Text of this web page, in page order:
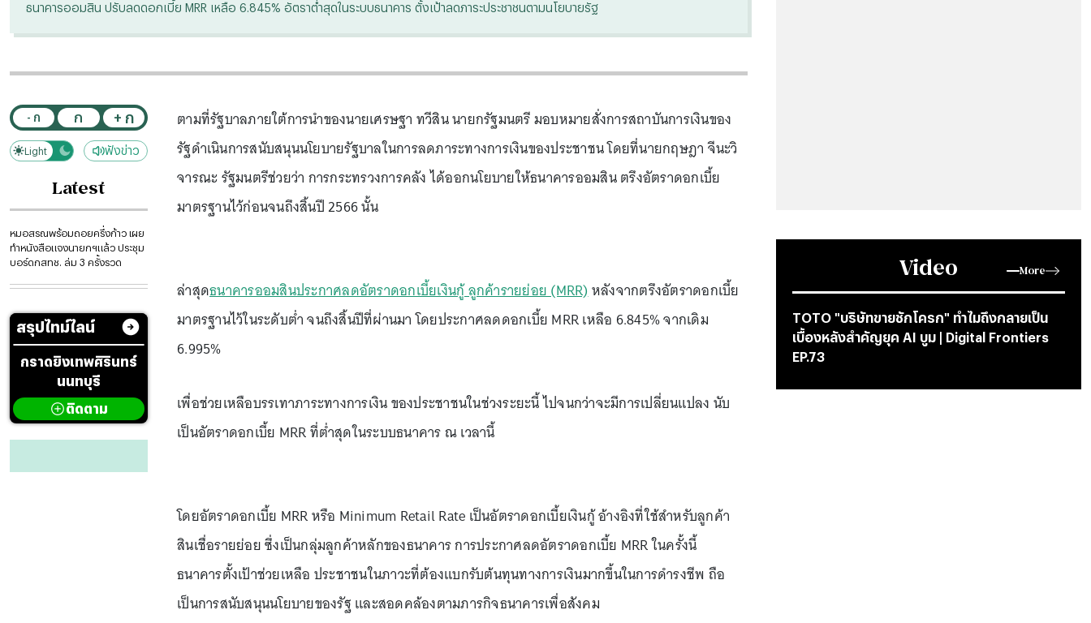
Video More
TOTO "บริษัทขายชักโครก" ทำไมถึงกลายเป็น
เบื้องหลังสำคัญยุค AI บูม | Digital Frontiers
EP.73
ธนาคารออมสิน ปรับลดดอกเบี้ย MRR เหลือ 6.845% อัตราต่ำสุดในระบบธนาคาร ตั้งเป้าลดภาระประชาชนตามนโยบายรัฐ
- ก ก + ก
Dark
Light ฟังข่าว
Latest
หมอสรณพร้อมถอยครึ่งก้าว เผย
ทำหนังสือแจงนายกฯแล้ว ประชุม
บอร์ดกสทช. ล่ม 3 ครั้งรวด
สรุปไทม์ไลน์
กราดยิงเทพศิรินทร์
นนทบุรี
ติดตาม
ตามที่รัฐบาลภายใต้การนำของนายเศรษฐา ทวีสิน นายกรัฐมนตรี มอบหมายสั่งการสถาบันการเงินของ
รัฐดำเนินการสนับสนุนนโยบายรัฐบาลในการลดภาระทางการเงินของประชาชน โดยที่นายกฤษฎา จีนะวิ
จารณะ รัฐมนตรีช่วยว่า การกระทรวงการคลัง ได้ออกนโยบายให้ธนาคารออมสิน ตรึงอัตราดอกเบี้ย
มาตรฐานไว้ก่อนจนถึงสิ้นปี 2566 นั้น
ล่าสุดธนาคารออมสินประกาศลดอัตราดอกเบี้ยเงินกู้ ลูกค้ารายย่อย (MRR)หลังจากตรึงอัตราดอกเบี้ย
มาตรฐานไว้ในระดับต่ำ จนถึงสิ้นปีที่ผ่านมา โดยประกาศลดดอกเบี้ย MRR เหลือ 6.845% จากเดิม
6.995%
เพื่อช่วยเหลือบรรเทาภาระทางการเงิน ของประชาชนในช่วงระยะนี้ ไปจนกว่าจะมีการเปลี่ยนแปลง นับ
เป็นอัตราดอกเบี้ย MRR ที่ต่ำสุดในระบบธนาคาร ณ เวลานี้
โดยอัตราดอกเบี้ย MRR หรือ Minimum Retail Rate เป็นอัตราดอกเบี้ยเงินกู้ อ้างอิงที่ใช้สำหรับลูกค้า
สินเชื่อรายย่อย ซึ่งเป็นกลุ่มลูกค้าหลักของธนาคาร การประกาศลดอัตราดอกเบี้ย MRR ในครั้งนี้
ธนาคารตั้งเป้าช่วยเหลือ ประชาชนในภาวะที่ต้องแบกรับต้นทุนทางการเงินมากขึ้นในการดำรงชีพ ถือ
เป็นการสนับสนุนนโยบายของรัฐ และสอดคล้องตามภารกิจธนาคารเพื่อสังคม